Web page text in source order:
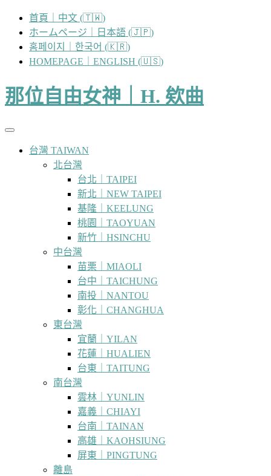
容
首頁｜中文 (🇹🇼)
ホームページ｜日本語 (🇯🇵)
홈페이지｜한국어 (🇰🇷)
HOMEPAGE｜ENGLISH (🇺🇸)
那位自由女神｜H. 欸曲
台灣 TAIWAN
北台灣
台北｜TAIPEI
新北｜NEW TAIPEI
基隆｜KEELUNG
桃園｜TAOYUAN
新竹｜HSINCHU
中台灣
苗栗｜MIAOLI
台中｜TAICHUNG
南投｜NANTOU
彰化｜CHANGHUA
東台灣
宜蘭｜YILAN
花蓮｜HUALIEN
台東｜TAITUNG
南台灣
雲林｜YUNLIN
嘉義｜CHIAYI
台南｜TAINAN
高雄｜KAOHSIUNG
屏東｜PINGTUNG
離島